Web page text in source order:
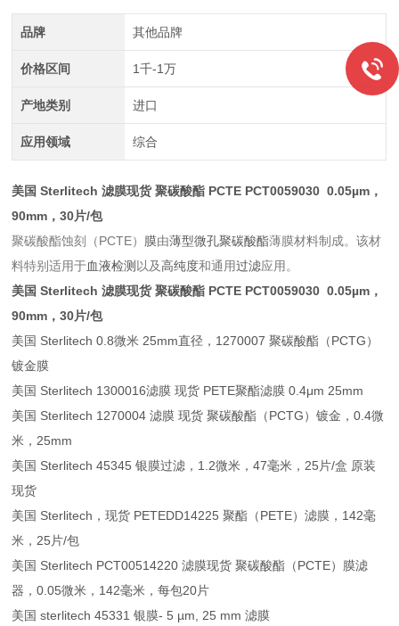
品牌 其他品牌
价格区间 1千-1万
产地类别 进口
应用领域 综合
美国 Sterlitech 滤膜现货 聚碳酸酯 PCTE PCT0059030 0.05µm，
90mm，30片/包
聚碳酸酯蚀刻（PCTE） 膜由薄型微孔聚碳酸酯薄膜材料制成。该材
料特别适用于血液检测 以及高纯度和通用过滤应用。
美国 Sterlitech 滤膜现货 聚碳酸酯 PCTE PCT0059030 0.05µm，
90mm，30片/包
美国 Sterlitech 0.8微米 25mm直径，1270007 聚碳酸酯（PCTG）
镀金膜
美国 Sterlitech 1300016滤膜 现货 PETE聚酯滤膜 0.4μm 25mm
美国 Sterlitech 1270004 滤膜 现货 聚碳酸酯（PCTG）镀金，0.4微
米，25mm
美国 Sterlitech 45345 银膜过滤，1.2微米，47毫米，25片/盒 原装
现货
美国 Sterlitech，现货 PETEDD14225 聚酯（PETE）滤膜，142毫
米，25片/包
美国 Sterlitech PCT00514220 滤膜现货 聚碳酸酯（PCTE）膜滤
器，0.05微米，142毫米，每包20片
美国 sterlitech 45331 银膜- 5 µm, 25 mm 滤膜